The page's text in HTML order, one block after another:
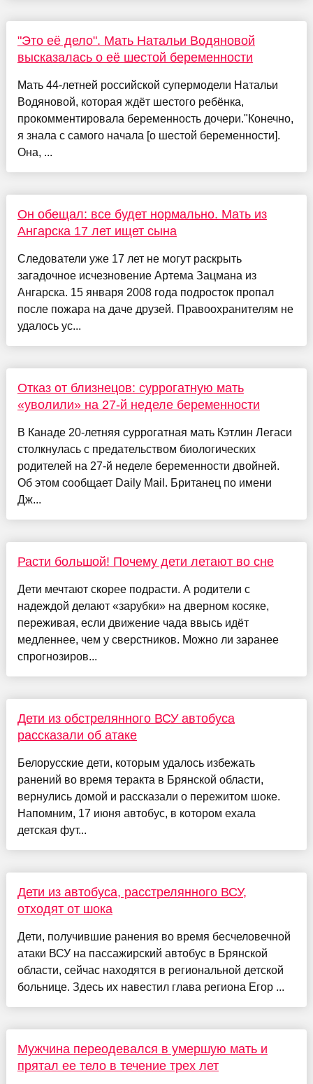
"Это её дело". Мать Натальи Водяновой
высказалась о её шестой беременности
Мать 44-летней российской супермодели Натальи
Водяновой, которая ждёт шестого ребёнка,
прокомментировала беременность дочери."Конечно,
я знала с самого начала [о шестой беременности].
Она, ...
Он обещал: все будет нормально. Мать из
Ангарска 17 лет ищет сына
Следователи уже 17 лет не могут раскрыть
загадочное исчезновение Артема Зацмана из
Ангарска. 15 января 2008 года подросток пропал
после пожара на даче друзей. Правоохранителям не
удалось ус...
Отказ от близнецов: суррогатную мать
«уволили» на 27-й неделе беременности
В Канаде 20-летняя суррогатная мать Кэтлин Легаси
столкнулась с предательством биологических
родителей на 27-й неделе беременности двойней.
Об этом сообщает Daily Mail. Британец по имени
Дж...
Расти большой! Почему дети летают во сне
Дети мечтают скорее подрасти. А родители с
надеждой делают «зарубки» на дверном косяке,
переживая, если движение чада ввысь идёт
медленнее, чем у сверстников. Можно ли заранее
спрог­нозиров...
Дети из обстрелянного ВСУ автобуса
рассказали об атаке
Белорусские дети, которым удалось избежать
ранений во время теракта в Брянской области,
вернулись домой и рассказали о пережитом шоке.
Напомним, 17 июня автобус, в котором ехала
детская фут...
Дети из автобуса, расстрелянного ВСУ,
отходят от шока
Дети, получившие ранения во время бесчеловечной
атаки ВСУ на пассажирский автобус в Брянской
области, сейчас находятся в региональной детской
больнице. Здесь их навестил глава региона Егор ...
Мужчина переодевался в умершую мать и
прятал ее тело в течение трех лет